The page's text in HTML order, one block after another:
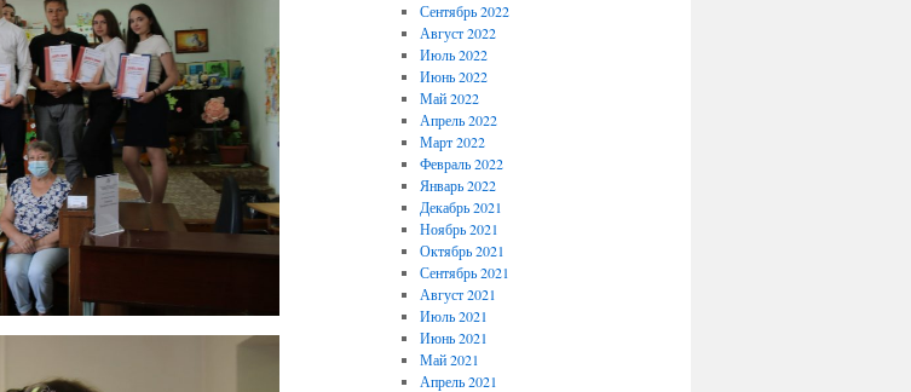
Сентябрь 2022
Август 2022
Июль 2022
Июнь 2022
Май 2022
Апрель 2022
Март 2022
Февраль 2022
Январь 2022
Декабрь 2021
Ноябрь 2021
Октябрь 2021
Сентябрь 2021
Август 2021
Июль 2021
Июнь 2021
Май 2021
Апрель 2021